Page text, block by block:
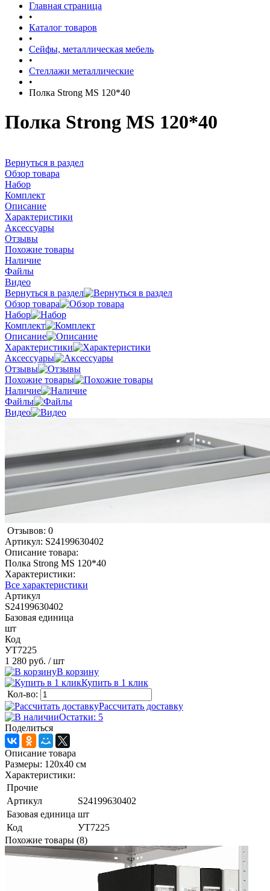
Главная страница
•
Каталог товаров
•
Сейфы, металлическая мебель
•
Стеллажи металлические
•
Полка Strong МS 120*40
Полка Strong МS 120*40
Вернуться в раздел
Обзор товара
Набор
Комплект
Описание
Характеристики
Аксессуары
Отзывы
Похожие товары
Наличие
Файлы
Видео
Вернуться в раздел
Обзор товара
Набор
Комплект
Описание
Характеристики
Аксессуары
Отзывы
Похожие товары
Наличие
Файлы
Видео
Отзывов: 0
Артикул: S24199630402
Описание товара:
Полка Strong МS 120*40
Характеристики:
Все характеристики
Артикул
S24199630402
Базовая единица
шт
Код
УТ7225
1 280 руб. / шт
В корзину
Купить в 1 клик
Кол-во:
Рассчитать доставку
Остатки: 5
Поделиться
Описание товара
Размеры: 120х40 см
Характеристики:
Прочие
Артикул
S24199630402
Базовая единица шт
Код
УТ7225
Похожие товары (8)